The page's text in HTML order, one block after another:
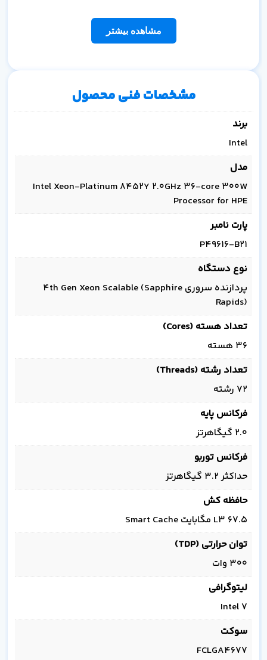
مشاهده بیشتر
مشخصات فنی محصول
برند
Intel
مدل
Intel Xeon-Platinum 8452Y 2.0GHz 36-core 300W
Processor for HPE
پارت نامبر
P49616-B21
نوع دستگاه
پردازنده سروری 4th Gen Xeon Scalable (Sapphire
Rapids)
تعداد هسته (Cores)
36 هسته
تعداد رشته (Threads)
72 رشته
فرکانس پایه
2.0 گیگاهرتز
فرکانس توربو
حداکثر 3.2 گیگاهرتز
حافظه کش
L3 67.5 مگابایت Smart Cache
توان حرارتی (TDP)
300 وات
لیتوگرافی
Intel 7
سوکت
FCLGA4677